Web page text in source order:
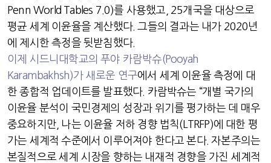
Penn World Tables 7.0)를 사용했고 , 25개국을 대상으로
평균 세계 이윤율을 계산했다.그들의 결과는 내가 2020년
에 제시한 측정을 뒷받침했다.
이제 시드니대학교의 푸야 카람박슈(Pooyah
Karambakhsh)가 새로운 연구에서 세계 이윤율 측정에 대
한 종합적 업데이트를 발표했다. 카람박슈는 “개별 국가의
이윤율 분석이 국민경제의 성장과 위기를 평가하는 데 매우
중요하지만 나는 이윤율 저하 경향 법칙(LTRFP)에 대한 평
가는 세계적 수준에서 이루어져야 한다고 본다.자본주의는
본질적으로 세계 시장을 향하는 내재적 경향을 가진 세계적